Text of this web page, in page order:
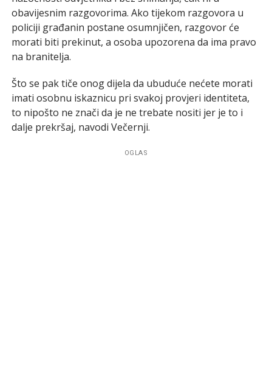
obavijesnim razgovorima. Ako tijekom razgovora u
policiji građanin postane osumnjičen, razgovor će
morati biti prekinut, a osoba upozorena da ima pravo
na branitelja.
Što se pak tiče onog dijela da ubuduće nećete morati
imati osobnu iskaznicu pri svakoj provjeri identiteta,
to nipošto ne znači da je ne trebate nositi jer je to i
dalje prekršaj, navodi Večernji.
OGLAS